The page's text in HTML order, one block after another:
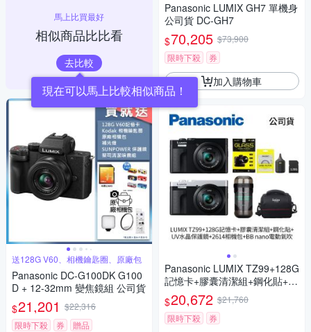
馬上比買最好
相似商品比比看
去比較
現在可以馬上比較相似商品！
送128G V60、相機鑰匙圈、原廠包
Panasonic DC-G100DK G100
D + 12-32mm 變焦鏡組 公司貨
$21,201 $22,316
限時下殺
券 贈品
Panasonic LUMIX GH7 單機身
公司貨 DC-GH7
$70,205 $73,900
限時下殺
券
加入購物車
Panasonic LUMIX TZ99+128G
記憶卡+膠囊清潔組+鋼化貼+水
晶保護鏡+2614相機包+NITEC
ORE BB nano 迷你電動氣吹
(公司貨)
$20,672 $21,760
限時下殺
券